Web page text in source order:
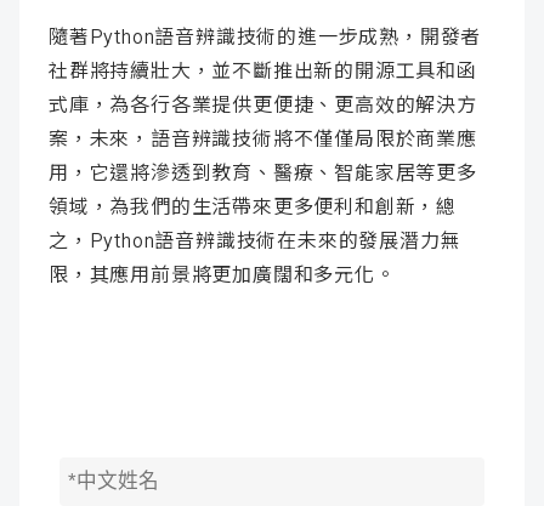
隨著Python語音辨識技術的進一步成熟，開發者
社群將持續壯大，並不斷推出新的開源工具和函
式庫，為各行各業提供更便捷、更高效的解決方
案，未來，語音辨識技術將不僅僅局限於商業應
用，它還將滲透到教育、醫療、智能家居等更多
領域，為我們的生活帶來更多便利和創新，總
之，Python語音辨識技術在未來的發展潛力無
限，其應用前景將更加廣闊和多元化。